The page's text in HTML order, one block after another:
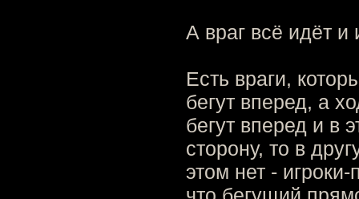
А враг всё идёт и
Есть враги,
бегут вперед, а
бегут вперед и в
сторону, то в
этом нет -